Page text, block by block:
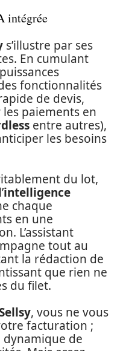
intégrée
s’illustre par ses
En cumulant
fonctionnalités
de devis,
paiements en
entre autres),
les besoins
du lot,
intelligence
chaque
en une
L’assistant
tout au
la rédaction de
que rien ne
du filet.
, vous ne vous
facturation ;
de